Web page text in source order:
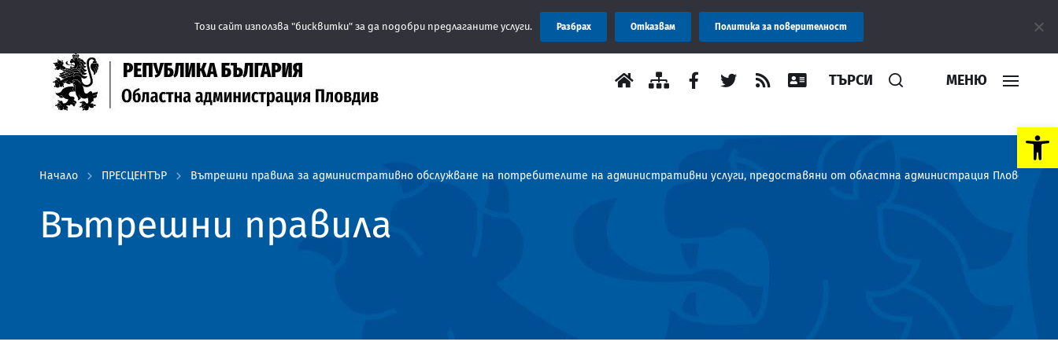
Open toolbar
Съобщение: Областна администрация Пловдив препоръчва заплащането на такси за
ТЪРСИ МЕНЮ
Начало ПРЕСЦЕНТЪР Вътрешни правила за административно обслужване на потребителите на административни услуги, предоставяни от областна администрация Пловдив –
Вътрешни правила
Този сайт използва "бисквитки" за да подобри предлаганите услуги. Разбрах Отказвам Политика за поверителност